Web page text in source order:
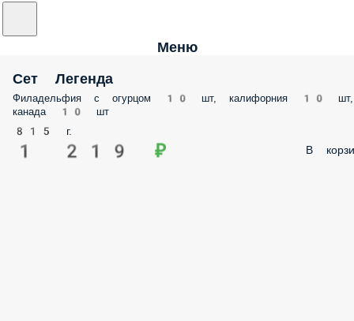
Меню
Сет Легенда
Филадельфия с огурцом 10 шт, калифорния 10 шт,
канада 10 шт
815 г.
1 219 ₽ В